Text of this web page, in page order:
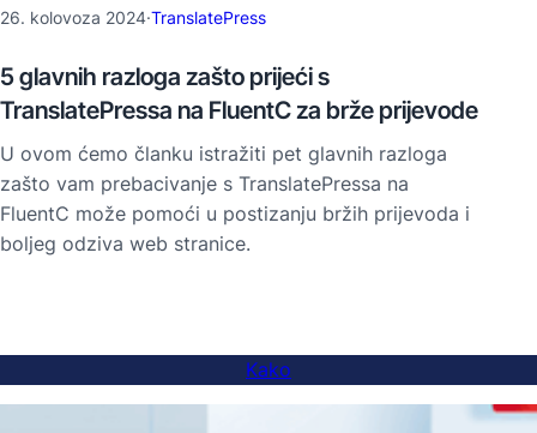
26. kolovoza 2024·TranslatePress
5 glavnih razloga zašto prijeći s
TranslatePressa na FluentC za brže prijevode
U ovom ćemo članku istražiti pet glavnih razloga
zašto vam prebacivanje s TranslatePressa na
FluentC može pomoći u postizanju bržih prijevoda i
boljeg odziva web stranice.
Kako